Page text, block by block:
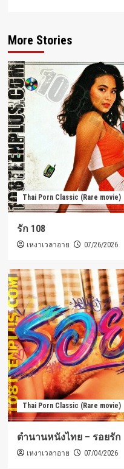
More Stories
Thai Porn Classic (Rare movie)
รัก 108
เหงาเวลาอาย 07/26/2026
Thai Porn Classic (Rare movie)
ตำนานหนังไทย – รอยรัก
เหงาเวลาอาย 07/04/2026